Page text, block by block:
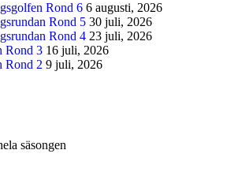
Rond 6 6 augusti, 2026
Rond 5 30 juli, 2026
Rond 4 23 juli, 2026
Rond 3 16 juli, 2026
Rond 2 9 juli, 2026
säsongen